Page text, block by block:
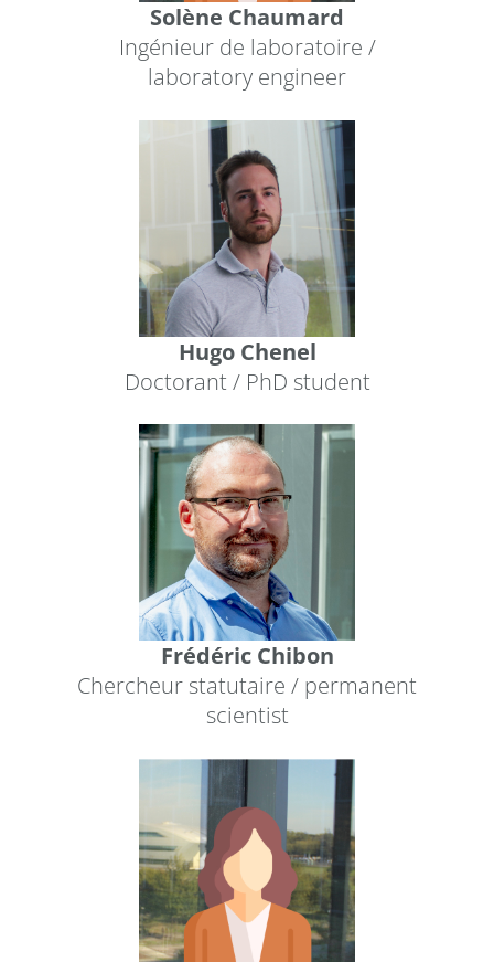
Solène Chaumard
Ingénieur de laboratoire /
laboratory engineer
Hugo Chenel
Doctorant / PhD student
Frédéric Chibon
Chercheur statutaire / permanent
scientist